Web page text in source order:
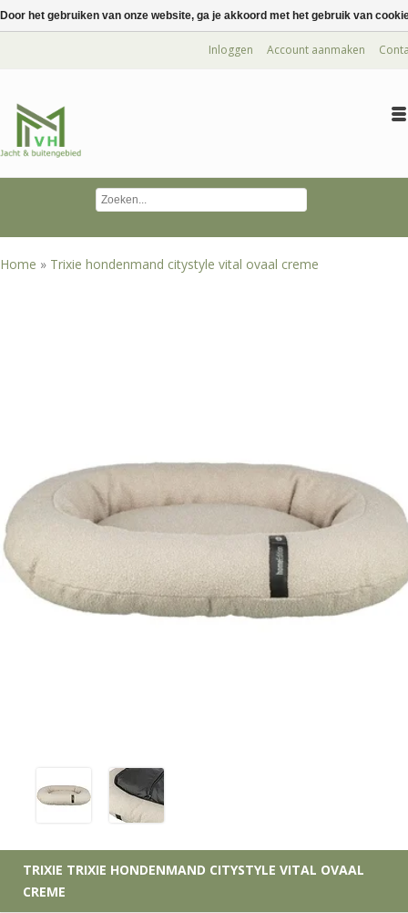
Inloggen Account aanmaken
Home » Trixie hondenmand citystyle vital ovaal creme
TRIXIE TRIXIE HONDENMAND CITYSTYLE VITAL OVAAL
CREME
Door het gebruiken van onze website, ga je akkoord met het gebruik van